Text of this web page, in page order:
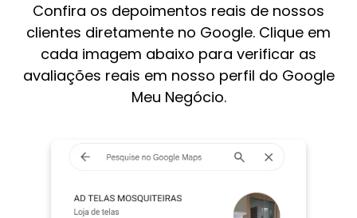
Confira os depoimentos reais de nossos
clientes diretamente no Google. Clique em
cada imagem abaixo para verificar as
avaliações reais em nosso perfil do Google
Meu Negócio.